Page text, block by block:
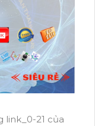
link_0-21 của